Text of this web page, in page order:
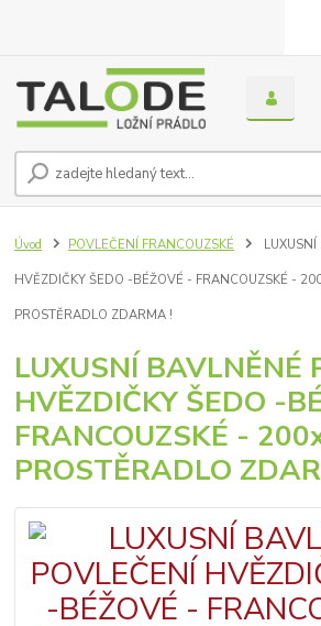
Úvod POVLEČENÍ FRANCOUZSKÉ
HVĚZDIČKY ŠEDO -BÉŽOVÉ - FRANCOUZSKÉ -
PROSTĚRADLO ZDARMA !
LUXUSNÍ BAVLNĚNÉ
HVĚZDIČKY ŠEDO -
FRANCOUZSKÉ -
PROSTĚRADLO